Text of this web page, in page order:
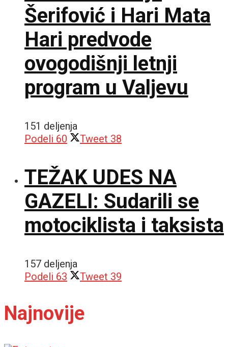
Šerifović i Hari Mata
Hari predvode
ovogodišnji letnji
program u Valjevu
151 deljenja
Podeli 60 Tweet 38
TEŽAK UDES NA
GAZELI: Sudarili se
motociklista i taksista
157 deljenja
Podeli 63 Tweet 39
Najnovije